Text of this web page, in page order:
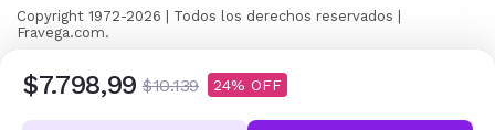
$7.798,99 $10.139 24
Copyright 1972-2026 | Todos los derechos reservados |
Fravega.com.